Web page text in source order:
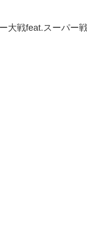
戦feat.スーパー戦